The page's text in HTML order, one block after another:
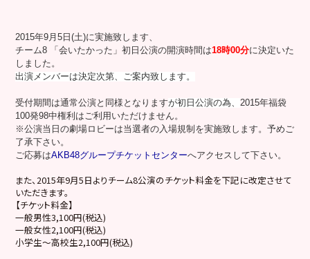
2015年9月5日(土)に実施致します、
チーム8 「会いたかった」初日公演の開演時間は18時00分に決定いた
しました。
出演メンバーは決定次第、ご案内致します。
受付期間は通常公演と同様となりますが初日公演の為、 2015年福袋
100発98中権利はご利用いただけません。
※公演当日の劇場ロビーは当選者の入場規制を実施致します。予めご
了承下さい。
ご応募はAKB48グループチケットセンターへアクセスして下さい。
また、2015年9月5日よりチーム8公演のチケット料金を下記に改定させて
いただきます。
【チケット料金】
一般男性3,100円(税込)
一般女性2,100円(税込)
小学生～高校生2,100円(税込)